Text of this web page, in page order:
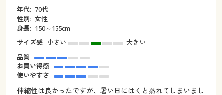
年代: 70代
性別: 女性
身長: 150～155cm
サイズ感 小さい
大きい
品質
お買い得感
使いやすさ
伸縮性は良かったですが、暑い日にはくと蒸れてしまいまし